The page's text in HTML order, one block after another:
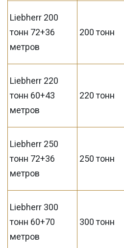
Liebherr 200
тонн 72+36
метров
200 тонн
Liebherr 220
тонн 60+43
метров
220 тонн
Liebherr 250
тонн 72+36
метров
250 тонн
Liebherr 300
тонн 60+70
метров
300 тонн